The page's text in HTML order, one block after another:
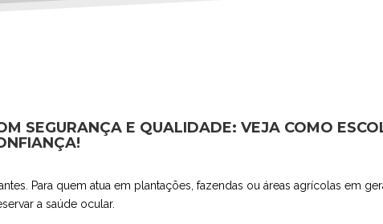
SEGURANÇA E QUALIDADE: VEJA COMO
Para quem atua em plantações, fazendas ou áreas agrícolas em
a saúde ocular.